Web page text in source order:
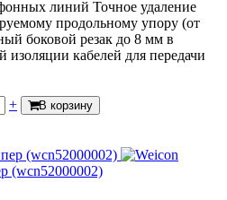
линий Точное удаление
продольному упору (от
боковой резак до 8 мм в
изоляции кабелей для передачи
+ В корзину
(wcn52000002)